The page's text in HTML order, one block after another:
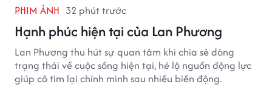
PHIM ẢNH 32 phút trước
Hạnh phúc hiện tại của Lan Phương
Lan Phương thu hút sự quan tâm khi chia sẻ dòng
trạng thái về cuộc sống hiện tại, hé lộ nguồn động lực
giúp cô tìm lại chính mình sau nhiều biến động.